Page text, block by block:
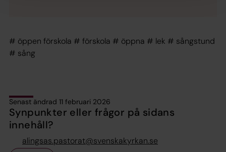
# öppen förskola # förskola # öppna # lek # sångstund
# sång
Senast ändrad 11 februari 2026
Synpunkter eller frågor på sidans
innehåll?
alingsas.pastorat@svenskakyrkan.se